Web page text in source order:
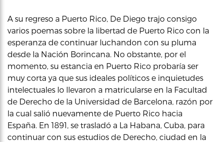
A su regreso a Puerto Rico, De Diego trajo consigo
varios poemas sobre la libertad de Puerto Rico con la
esperanza de continuar luchandon con su pluma
desde la Nación Borincana. No obstante, por el
momento, su estancia en Puerto Rico probaría ser
muy corta ya que sus ideales políticos e inquietudes
intelectuales lo llevaron a matricularse en la Facultad
de Derecho de la Universidad de Barcelona, razón por
la cual salió nuevamente de Puerto Rico hacia
España. En 1891, se trasladó a La Habana, Cuba, para
continuar con sus estudios de Derecho, ciudad en la